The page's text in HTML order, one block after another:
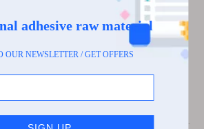
συγκατάθεσή σας, αλλάξετε γνώμη
να επικοινωνήσουμε μαζί σας, να
σας ή να τις αποκαλύψουμε,
επικοινωνώντας μαζί μας.